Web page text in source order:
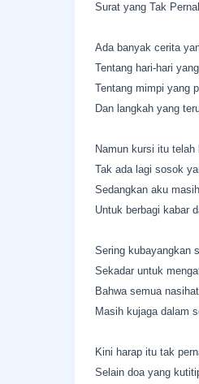
Surat yang Tak
Ada banyak cerita
Tentang hari-hari
Tentang mimpi yang
Dan langkah yang
Namun kursi itu telah
Tak ada lagi sosok
Sedangkan aku
Untuk berbagi kabar
Sering kubayangkan
Sekadar untuk
Bahwa semua
Masih kujaga dalam
Kini harap itu tak
Selain doa yang